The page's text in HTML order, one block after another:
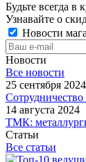
Будьте всегда в
Узнавайте о
Новости
Новости
Все новости
25 сентября 2024
14 августа 2024
ТМК:
Статьи
Все статьи